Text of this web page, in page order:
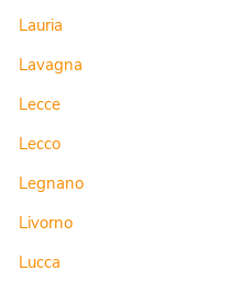
Lauria
Lavagna
Lecce
Lecco
Legnano
Livorno
Lucca